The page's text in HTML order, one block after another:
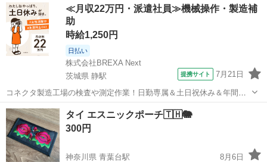
≪月収22万円・派遣社員≫機械操作・製造補
助
時給1,250円
日払い
株式会社BREXA Next
茨城県 静駅
提携サイト 7月21日
コネクタ製造工場の検査や測定作業！日勤専属＆土日祝休み＆年間休
日128日★クリーンルーム内作業★マイカー通勤OK＆無料駐車場あり
★就業先食堂利用可！日払い制度あり！《茨城県常陸大宮市》 人気の
工場のお仕事 ◇コネクタ製造工...
茨城 常陸大宮市 その他
タイ エスニックポーチ🇹🇭🐘
300円
神奈川県 青葉台駅
8月6日